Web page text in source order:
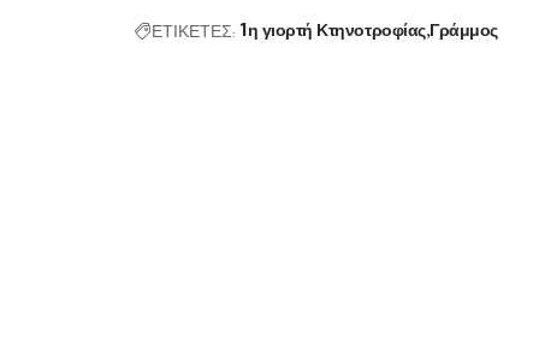
ΕΤΙΚΕΤΕΣ: 1η γιορτή Κτηνοτροφίας Γράμμος